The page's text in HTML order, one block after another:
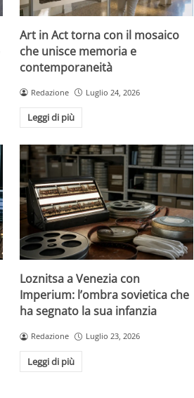
Art in Act torna con il mosaico
che unisce memoria e
contemporaneità
Redazione Luglio 24, 2026
Leggi di più
Loznitsa a Venezia con
Imperium: l’ombra sovietica che
ha segnato la sua infanzia
Redazione Luglio 23, 2026
Leggi di più